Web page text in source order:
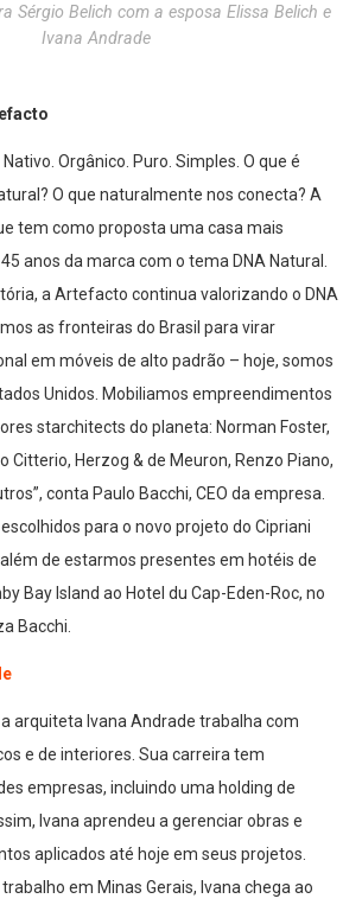
Sérgio Belich com a esposa Elissa Belich e
Ivana Andrade
Orgânico. Puro. Simples. O que é
O que naturalmente nos conecta? A
tem como proposta uma casa mais
anos da marca com o tema DNA Natural.
a Artefacto continua valorizando o DNA
as fronteiras do Brasil para virar
em móveis de alto padrão – hoje, somos
Unidos. Mobiliamos empreendimentos
starchitects do planeta: Norman Foster,
Citterio, Herzog & de Meuron, Renzo Piano,
conta Paulo Bacchi, CEO da empresa.
para o novo projeto do Cipriani
de estarmos presentes em hotéis de
Bay Island ao Hotel du Cap-Eden-Roc, no
Bacchi.
arquiteta Ivana Andrade trabalha com
e de interiores. Sua carreira tem
empresas, incluindo uma holding de
Ivana aprendeu a gerenciar obras e
aplicados até hoje em seus projetos.
em Minas Gerais, Ivana chega ao